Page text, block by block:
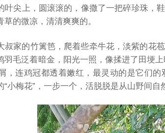
叶尖上，圆滚滚的，像撒了一把碎珍珠，
的微凉，清清爽爽的。
叔家的竹篱笆，爬着些牵牛花，淡紫的花
羽毛泛着暗金，阳光一照，像揉进了田埂
，连鸡冠都透着嫩红，最灵动的是它们
小梅花”，一步一个，活脱脱是从山野间自